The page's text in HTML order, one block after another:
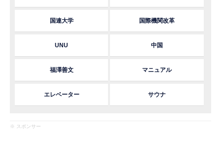
国連大学 国際機関改革
UNU 中国
福澤善文 マニュアル
エレベーター サウナ
※ スポンサー